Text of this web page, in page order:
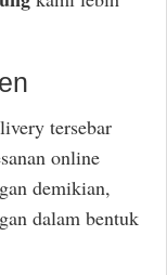
tersebar
online
demikian,
dalam bentuk